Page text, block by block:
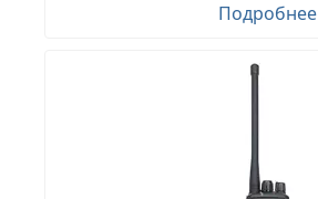
Подробнее